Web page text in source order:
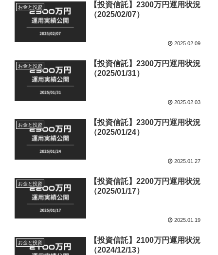
お金と投資
【投資信託】2300万円運用状況
（2025/02/07）
2025.02.09
お金と投資
【投資信託】2300万円運用状況
（2025/01/31）
2025.02.03
お金と投資
【投資信託】2300万円運用状況
（2025/01/24）
2025.01.27
お金と投資
【投資信託】2200万円運用状況
（2025/01/17）
2025.01.19
お金と投資
【投資信託】2100万円運用状況
（2024/12/13）